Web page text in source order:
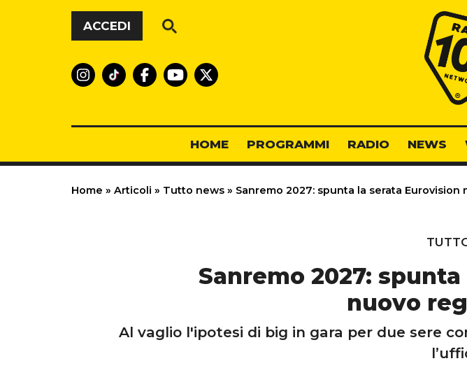
Vai al contenuto
ACCEDI
HOME PROGRAMMI RADIO NEWS
Home » Articoli » Tutto news » Sanremo 2027: spunta la serata
Sanremo 2027:
nuovo
Al vaglio l'ipotesi di big in gara per due sere